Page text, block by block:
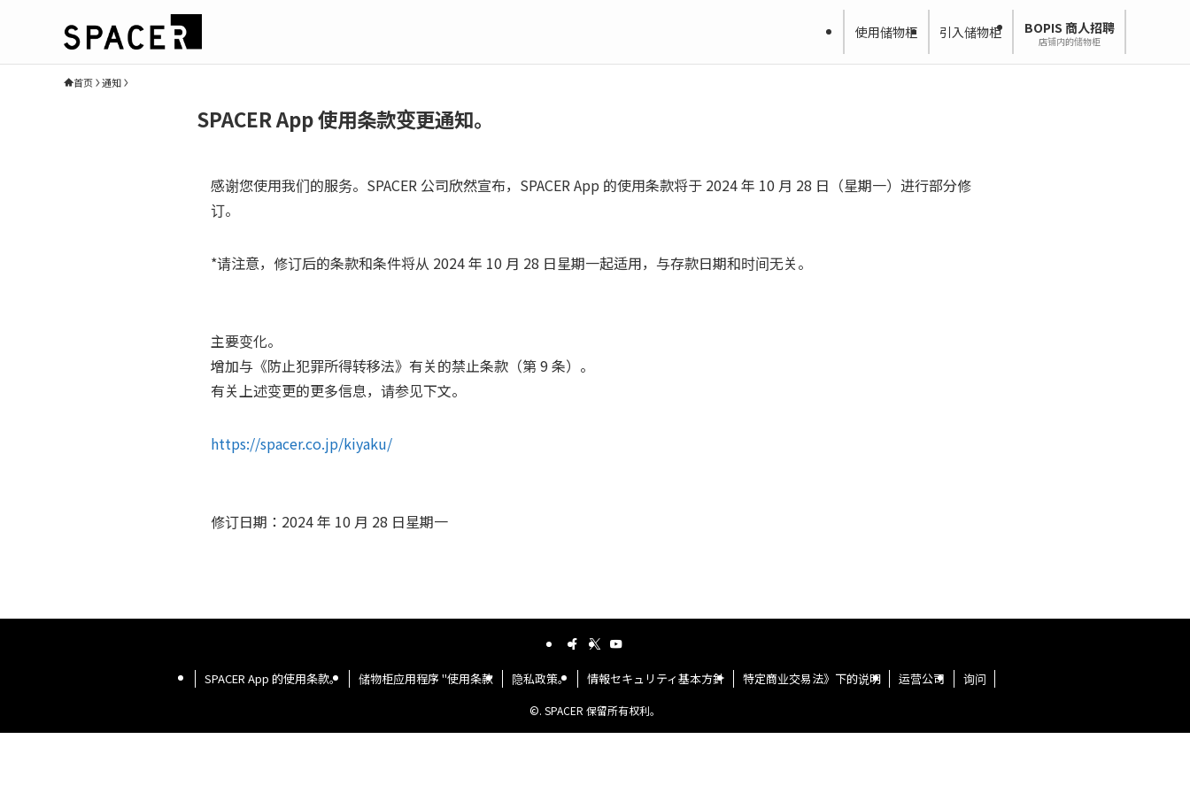
使用储物柜 引入储物柜 BOPIS 商人招聘
店铺内的储物柜
首页 通知
SPACER App 使用条款变更通知。
感谢您使用我们的服务。SPACER 公司欣然宣布，SPACER App 的使用条款将于 2024 年 10 月 28 日（星期一）进行部分修
订。
*请注意，修订后的条款和条件将从 2024 年 10 月 28 日星期一起适用，与存款日期和时间无关。
主要变化。
增加与《防止犯罪所得转移法》有关的禁止条款（第 9 条）。
有关上述变更的更多信息，请参见下文。
https://spacer.co.jp/kiyaku/
修订日期：2024 年 10 月 28 日星期一
SPACER App 的使用条款。 储物柜应用程序 "使用条款 隐私政策。 情報セキュリティ基本方針 特定商业交易法》下的说明 运营公司 询问
©. SPACER 保留所有权利。